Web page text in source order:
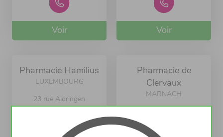
Voir Voir
Pharmacie Hamilius
LUXEMBOURG
23 rue Aldringen
L-1118 LUXEMBOURG
Pharmacie de
Clervaux
MARNACH
L-9764 MARNACH